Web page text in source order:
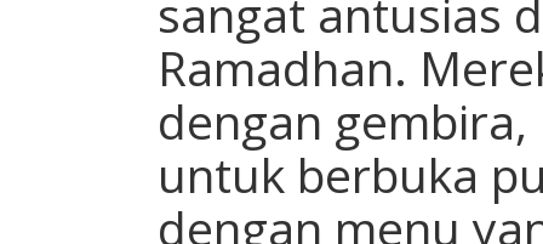
sangat antusias
Ramadhan.
dengan
untuk berbuka
dengan menu